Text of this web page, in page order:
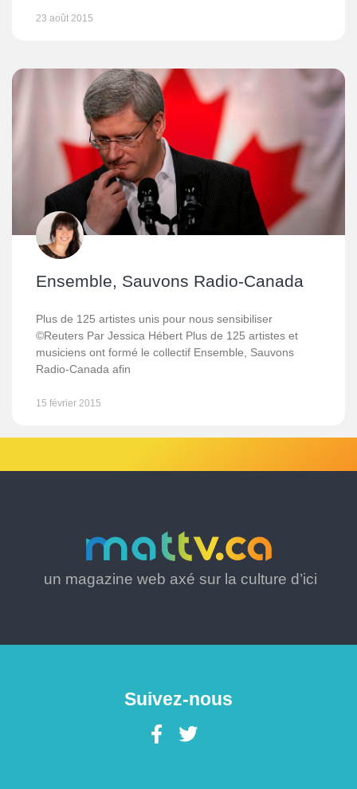
23 août 2015
Ensemble, Sauvons Radio-Canada
Plus de 125 artistes unis pour nous sensibiliser
©Reuters Par Jessica Hébert Plus de 125 artistes et
musiciens ont formé le collectif Ensemble, Sauvons
Radio-Canada afin
15 février 2015
un magazine web axé sur la culture d’ici
Suivez-nous